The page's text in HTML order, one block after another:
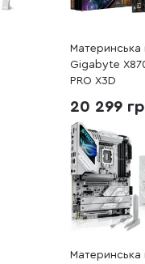
Материнська
Gigabyte
PRO X3D
20 299
Материнська